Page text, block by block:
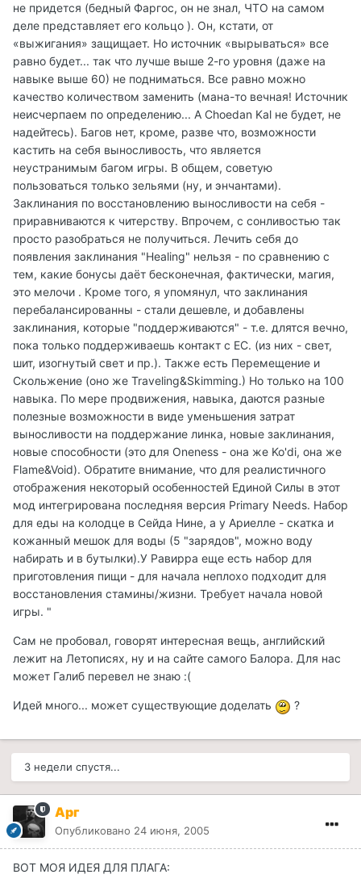
не придется (бедный Фаргос, он не знал, ЧТО на самом
деле представляет его кольцо ). Он, кстати, от
«выжигания» защищает. Но источник «вырываться» все
равно будет... так что лучше выше 2-го уровня (даже на
навыке выше 60) не подниматься. Все равно можно
качество количеством заменить (мана-то вечная! Источник
неисчерпаем по определению... А Choedan Kal не будет, не
надейтесь). Багов нет, кроме, разве что, возможности
кастить на себя выносливость, что является
неустранимым багом игры. В общем, советую
пользоваться только зельями (ну, и энчантами).
Заклинания по восстановлению выносливости на себя -
приравниваются к читерству. Впрочем, с сонливостью так
просто разобраться не получиться. Лечить себя до
появления заклинания "Healing" нельзя - по сравнению с
тем, какие бонусы даёт бесконечная, фактически, магия,
это мелочи . Кроме того, я упомянул, что заклинания
перебалансированны - стали дешевле, и добавлены
заклинания, которые "поддерживаются" - т.е. длятся вечно,
пока только поддерживаешь контакт с ЕС. (из них - свет,
шит, изогнутый свет и пр.). Также есть Перемещение и
Скольжение (оно же Traveling&Skimming.) Но только на 100
навыка. По мере продвижения, навыка, даются разные
полезные возможности в виде уменьшения затрат
выносливости на поддержание линка, новые заклинания,
новые способности (это для Oneness - она же Ko'di, она же
Flame&Void). Обратите внимание, что для реалистичного
отображения некоторый особенностей Единой Силы в этот
мод интегрирована последняя версия Primary Needs. Набор
для еды на колодце в Сейда Нине, а у Ариелле - скатка и
кожанный мешок для воды (5 "зарядов", можно воду
набирать и в бутылки).У Равирра еще есть набор для
приготовления пищи - для начала неплохо подходит для
восстановления стамины/жизни. Требует начала новой
игры. "
Сам не пробовал, говорят интересная вещь, английский
лежит на Летописях, ну и на сайте самого Балора. Для нас
может Галиб перевел не знаю :(
Идей много... может существующие доделать ?
3 недели спустя...
Арг
Опубликовано 24 июня, 2005
ВОТ МОЯ ИДЕЯ ДЛЯ ПЛАГА: